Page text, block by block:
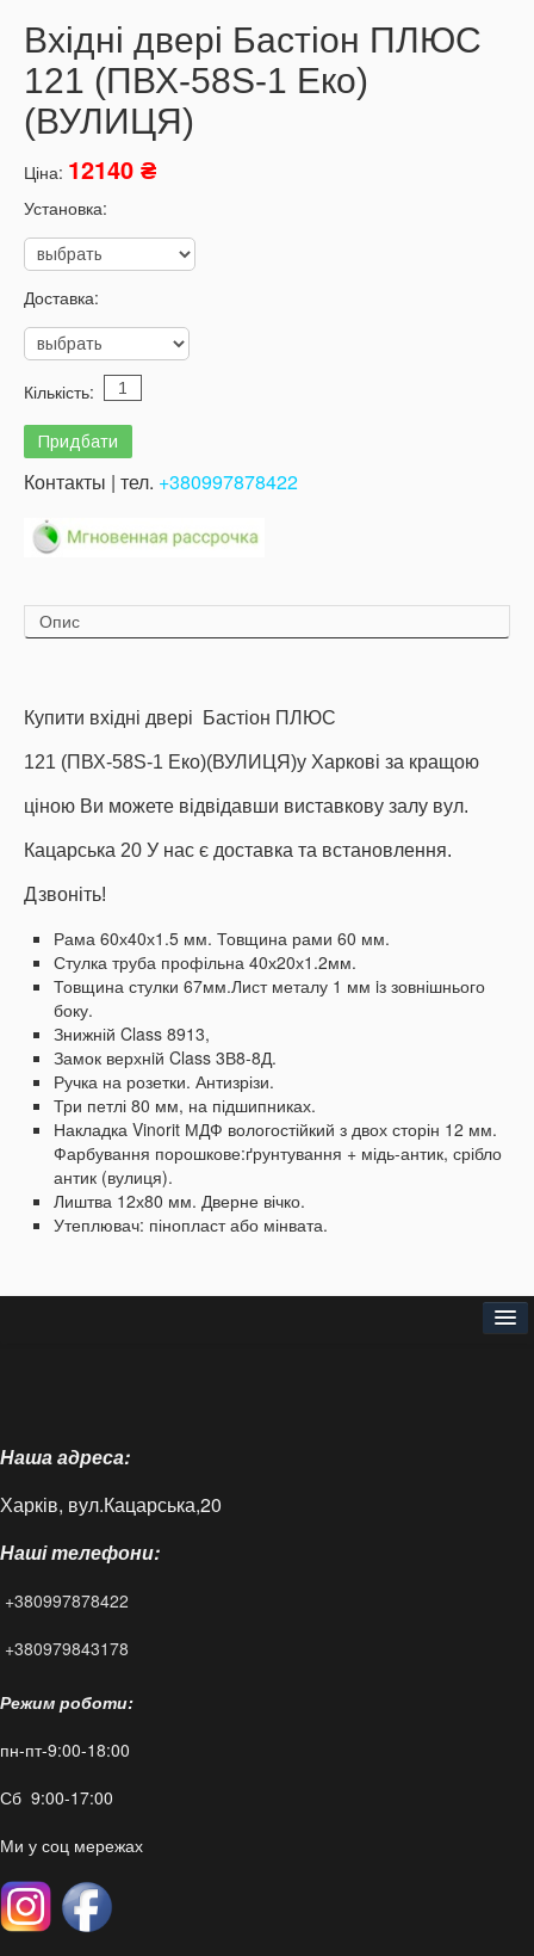
Вхідні двері Бастіон ПЛЮС
121 (ПВХ-58S-1 Еко)
(ВУЛИЦЯ)
Ціна: 12140 ₴
Установка:
Доставка:
Кількість:
Контакты | тел. +380997878422
Опис
Купити вхідні двері Бастіон ПЛЮС
121 (ПВХ-58S-1 Еко)(ВУЛИЦЯ)у Харкові за кращою
ціною Ви можете відвідавши виставкову залу вул.
Кацарська 20 У нас є доставка та встановлення.
Дзвоніть!
Рама 60х40х1.5 мм. Товщина рами 60 мм.
Стулка труба профільна 40х20х1.2мм.
Товщина стулки 67мм.Лист металу 1 мм iз зовнішнього
боку.
Знижній Class 8913,
Замок верхнiй Class 3В8-8Д.
Ручка на розетки. Антизрізи.
Три петлі 80 мм, на підшипниках.
Накладка Vinorit МДФ вологостійкий з двох сторін 12 мм.
Фарбування порошкове:ґрунтування + мідь-антик, срібло
антик (вулиця).
Лиштва 12х80 мм. Дверне вічко.
Утеплювач: пінопласт або мінвата.
Доставка і оплата
Контакти
Статті
FAQ
Наша адреса:
Харків, вул.Кацарська,20
Наші телефони:
+380997878422
+380979843178
Режим роботи:
пн-пт-9:00-18:00
Сб 9:00-17:00
Ми у соц мережах